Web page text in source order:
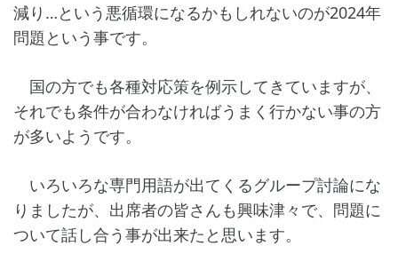
減り…という悪循環になるかもしれないのが2024年
問題という事です。
国の方でも各種対応策を例示してきていますが、
それでも条件が合わなければうまく行かない事の方
が多いようです。
いろいろな専門用語が出てくるグループ討論にな
りましたが、出席者の皆さんも興味津々で、問題に
ついて話し合う事が出来たと思います。